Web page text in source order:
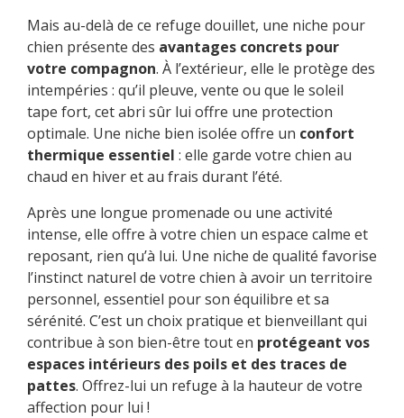
Mais au-delà de ce refuge douillet, une niche pour
chien présente des avantages concrets pour
votre compagnon. À l’extérieur, elle le protège des
intempéries : qu’il pleuve, vente ou que le soleil
tape fort, cet abri sûr lui offre une protection
optimale. Une niche bien isolée offre un confort
thermique essentiel : elle garde votre chien au
chaud en hiver et au frais durant l’été.
Après une longue promenade ou une activité
intense, elle offre à votre chien un espace calme et
reposant, rien qu’à lui. Une niche de qualité favorise
l’instinct naturel de votre chien à avoir un territoire
personnel, essentiel pour son équilibre et sa
sérénité. C’est un choix pratique et bienveillant qui
contribue à son bien-être tout en protégeant vos
espaces intérieurs des poils et des traces de
pattes. Offrez-lui un refuge à la hauteur de votre
affection pour lui !